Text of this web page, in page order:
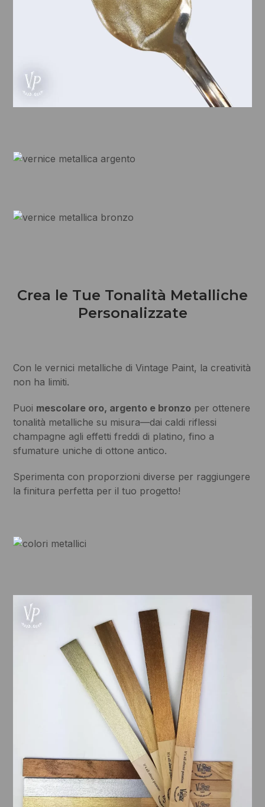
Crea le Tue Tonalità Metalliche
Personalizzate
Con le vernici metalliche di Vintage Paint, la creatività
non ha limiti.
Puoi mescolare oro, argento e bronzo per ottenere
tonalità metalliche su misura—dai caldi riflessi
champagne agli effetti freddi di platino, fino a
sfumature uniche di ottone antico.
Sperimenta con proporzioni diverse per raggiungere
la finitura perfetta per il tuo progetto!